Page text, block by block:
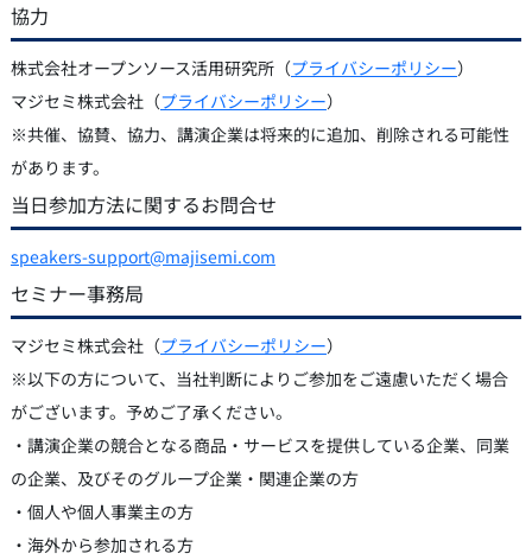
協力
株式会社オープンソース活用研究所（プライバシーポリシー）
マジセミ株式会社（プライバシーポリシー）
※共催、協賛、協力、講演企業は将来的に追加、削除される可能性
があります。
当日参加方法に関するお問合せ
speakers-support@majisemi.com
セミナー事務局
マジセミ株式会社（プライバシーポリシー）
※以下の方について、当社判断によりご参加をご遠慮いただく場合
がございます。予めご了承ください。
・講演企業の競合となる商品・サービスを提供している企業、同業
の企業、及びそのグループ企業・関連企業の方
・個人や個人事業主の方
・海外から参加される方